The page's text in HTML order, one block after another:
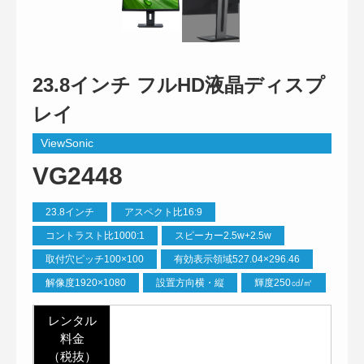
23.8インチ フルHD液晶ディスプ
レイ
ViewSonic
VG2448
23.8インチ アスペクト比16:9
コントラスト比1000:1 スピーカー2.5w+2.5w
取付穴ピッチ100×100 有効表示領域527.04×296.46
解像度1920×1080 設置方向横・縦 輝度250㏅/㎡
レンタル
料金
（税抜）